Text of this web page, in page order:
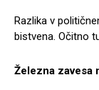
Razlika v
bistvena. Očitno
Železna zavesa